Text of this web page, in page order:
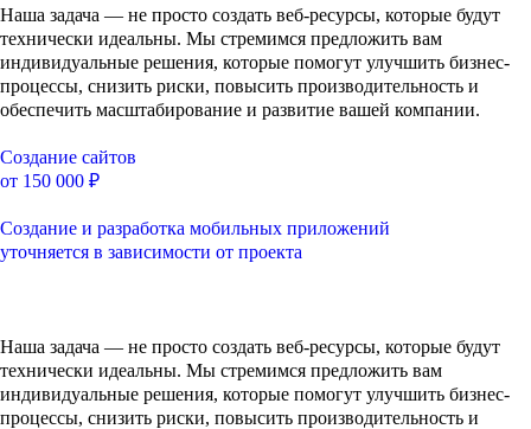
Наша задача — не просто создать веб-ресурсы, которые будут
технически идеальны. Мы стремимся предложить вам
индивидуальные решения, которые помогут улучшить бизнес-
процессы, снизить риски, повысить производительность и
обеспечить масштабирование и развитие вашей компании.
Создание сайтов
от 150 000 ₽
Создание и разработка мобильных приложений
уточняется в зависимости от проекта
Наша задача — не просто создать веб-ресурсы, которые будут
технически идеальны. Мы стремимся предложить вам
индивидуальные решения, которые помогут улучшить бизнес-
процессы, снизить риски, повысить производительность и